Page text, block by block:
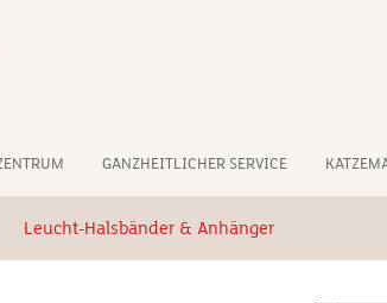
GANZHEITLICHER SERVICE
Leucht-Halsbänder & Anhänger